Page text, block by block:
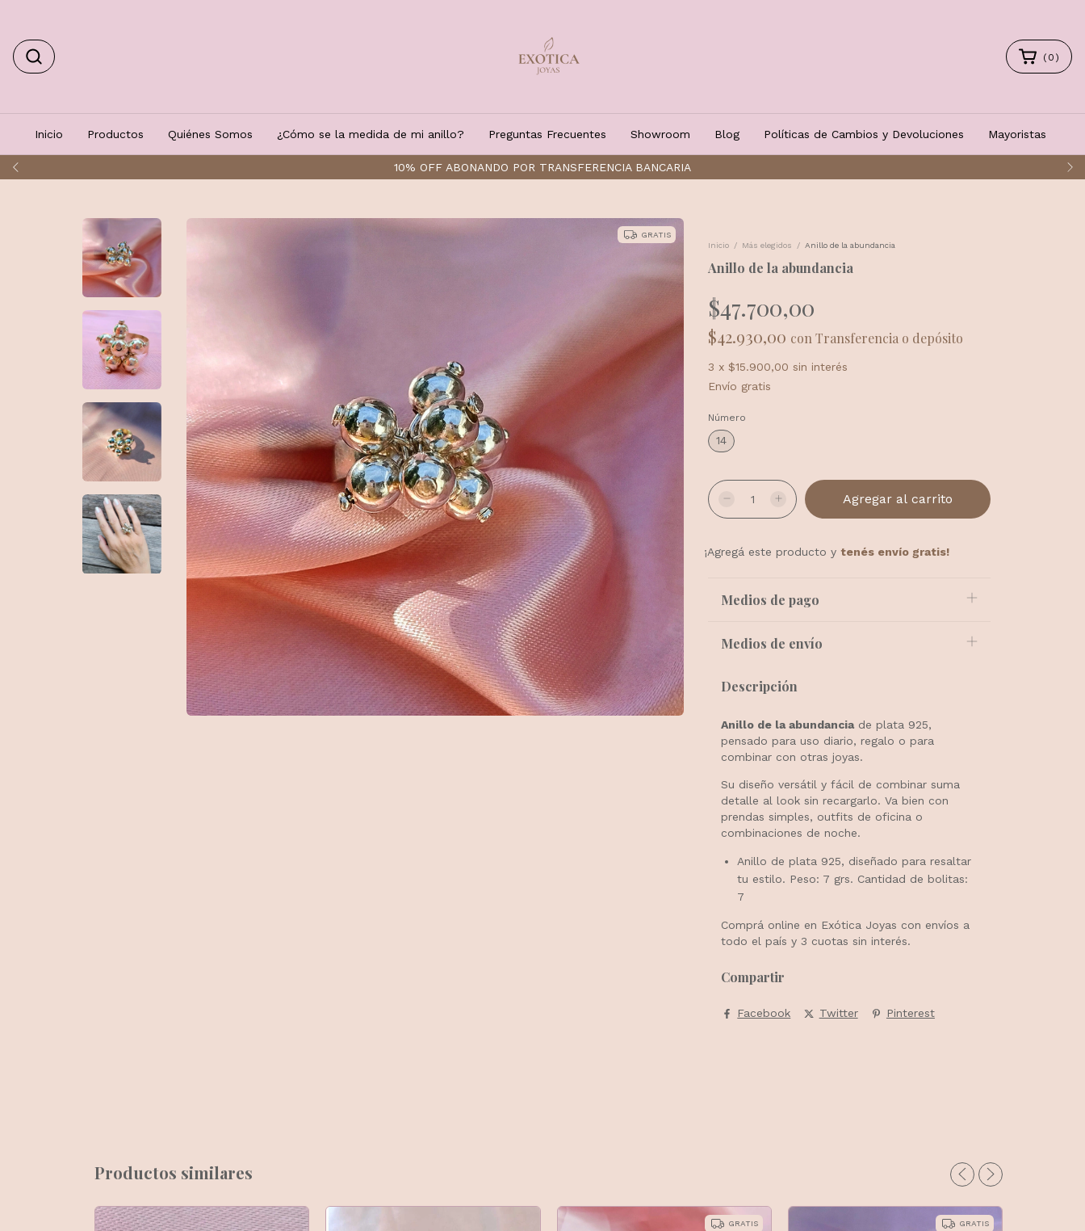
ENVÍOS A TODO EL PAÍS
( 0 )
Inicio Productos Quiénes Somos ¿Cómo se la medida de mi anillo? Preguntas Frecuentes Showroom Blog Políticas de Cambios y Devoluciones Mayoristas
GRATIS
Inicio
/ Más elegidos / Anillo de la abundancia
Anillo de la abundancia
$47.700,00
$42.930,00 con Transferencia o depósito
3 x $15.900,00 sin interés
Envío gratis
Número
14
¡Agregá este producto y tenés envío gratis!
Medios de pago
Medios de envío
Descripción
Anillo de la abundanciade plata 925,
pensado para uso diario, regalo o para
combinar con otras joyas.
Su diseño versátil y fácil de combinar suma
detalle al look sin recargarlo. Va bien con
prendas simples, outfits de oficina o
combinaciones de noche.
Anillo de plata 925, diseñado para resaltar
tu estilo. Peso: 7 grs. Cantidad de bolitas:
7
Comprá online en Exótica Joyas con envíos a
todo el país y 3 cuotas sin interés.
Compartir
Facebook Twitter Pinterest
Productos similares
GRATIS GRATIS